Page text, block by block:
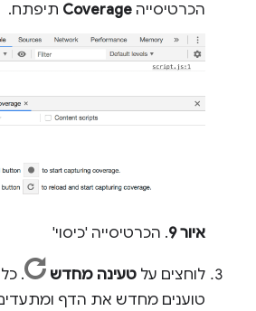
הכרטיסייה Coverage תיפתח.
איור 9 . הכרטיסייה 'כיסוי'
לוחצים על טעינה מחדש
טוענים מחדש את הדף